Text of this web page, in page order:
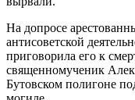
На допросе
антисоветской
приговорила его к
священномученик
Бутовском полигоне